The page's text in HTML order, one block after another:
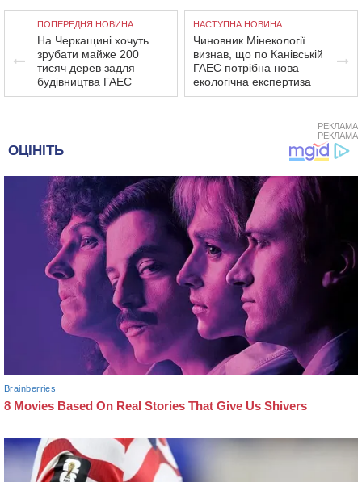
ПОПЕРЕДНЯ НОВИНА
На Черкащині хочуть
зрубати майже 200
тисяч дерев задля
будівництва ГАЕС
НАСТУПНА НОВИНА
Чиновник Мінекології
визнав, що по Канівській
ГАЕС потрібна нова
екологічна експертиза
РЕКЛАМА
РЕКЛАМА